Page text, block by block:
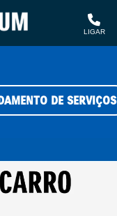
LIGAR
DE SERVIÇOS